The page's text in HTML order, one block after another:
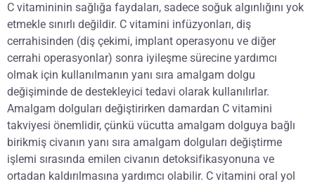
C vitamininin sağlığa faydaları, sadece soğuk algınlığını yok
etmekle sınırlı değildir. C vitamini infüzyonları, diş
cerrahisinden (diş çekimi, implant operasyonu ve diğer
cerrahi operasyonlar) sonra iyileşme sürecine yardımcı
olmak için kullanılmanın yanı sıra amalgam dolgu
değişiminde de destekleyici tedavi olarak kullanılırlar.
Amalgam dolguları değiştirirken damardan C vitamini
takviyesi önemlidir, çünkü vücutta amalgam dolguya bağlı
birikmiş civanın yanı sıra amalgam dolguları değiştirme
işlemi sırasında emilen civanın detoksifikasyonuna ve
ortadan kaldırılmasına yardımcı olabilir. C vitamini oral yol